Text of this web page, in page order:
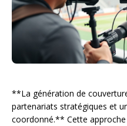
**La génération de
partenariats stratégiques et
coordonné.** Cette